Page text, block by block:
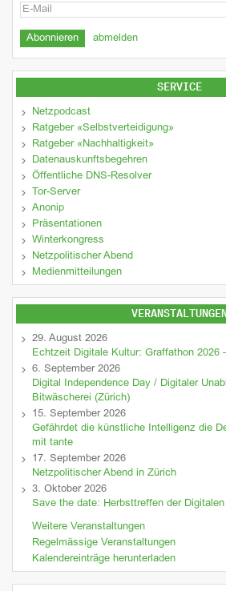
abmelden
SERVICE
Netzpodcast
Ratgeber «Selbstverteidigung»
Ratgeber «Nachhaltigkeit»
Datenauskunftsbegehren
Öffentliche DNS-Resolver
Tor-Server
Anonip
Präsentationen
Winterkongress
Netzpolitischer Abend
Medienmitteilungen
VERANSTALTUNGEN
29. August 2026
Echtzeit Digitale Kultur: Graffathon 2026
6. September 2026
Digital Independence Day / Digitaler
Bitwäscherei (Zürich)
15. September 2026
Gefährdet die künstliche Intelligenz die
mit tante
17. September 2026
Netzpolitischer Abend in Zürich
3. Oktober 2026
Save the date: Herbsttreffen der
Weitere Veranstaltungen
Regelmässige Veranstaltungen
Kalendereinträge herunterladen